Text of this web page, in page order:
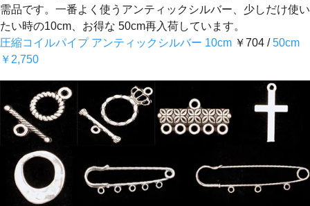
需品です。一番よく使うアンティックシルバー、少しだけ使い
たい時の10cm、お得な 50cm再入荷しています。
圧縮コイルパイプ アンティックシルバー 10cm ￥704 /50cm
￥2,750